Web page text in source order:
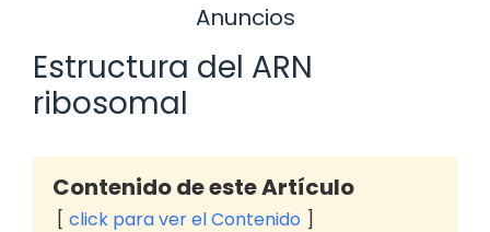
Anuncios
Estructura del ARN
ribosomal
Contenido de este Artículo
click para ver el Contenido